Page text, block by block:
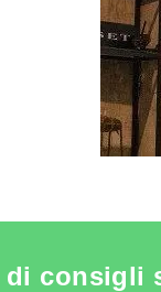
consigli